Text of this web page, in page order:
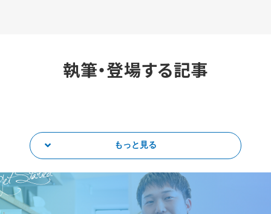
執筆・登場する記事
もっと見る
Started